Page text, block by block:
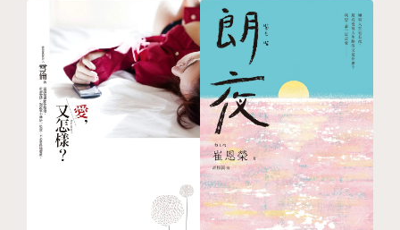
一項家訓，既是一種儀式又是對丈夫的報復，因為她的
丈夫終其一生都不知承諾與責任為何物。
⋯⋯這支隊伍，執行著一項荒誕不經的任務。他們像一
群被上帝流放遺棄在荒野中的苦難子民，在一片道德真
空、諸法不治的道德荒地上，徘徊流連、浴火劫難。他
們雖然罪孽纏身，各自背負著積重難改的惡習和劣跡，
但在歷經狂風、暴雨、雷電、烈日的摧殘之後，猶如歷
經一場「心靈淨洗」，使一個原本離心離德的家庭復歸
於本真的統一。」（宋國誠《經典50》）
山姆森
杜葳．戴爾
涂爾
達爾
涂爾
達爾